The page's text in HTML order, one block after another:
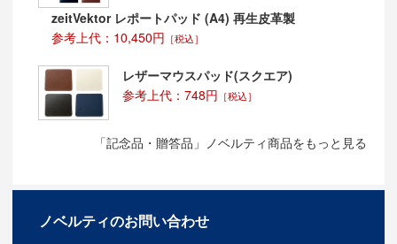
zeitVektor レポートパッド (A4) 再生皮革製
参考上代：10,450円 ［税込］
レザーマウスパッド(スクエア)
参考上代：748円 ［税込］
「記念品・贈答品」ノベルティ商品をもっと見る
ノベルティのお問い合わせ